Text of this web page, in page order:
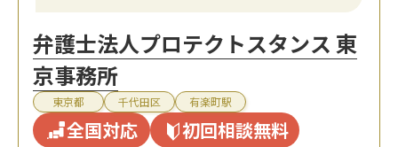
弁護士法人プロテクトスタンス 東
京事務所
東京都 千代田区 有楽町駅
全国対応 初回相談無料